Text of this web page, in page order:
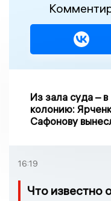
Из зала суда – в
колонию:
Сафонову
16:19
Что